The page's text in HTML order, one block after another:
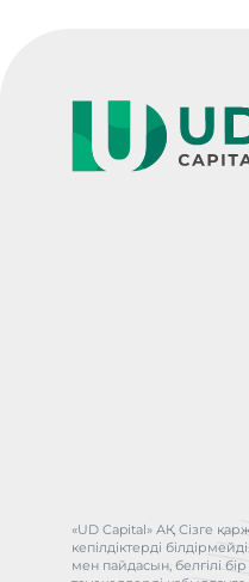
«UD Capital» АҚ Сізге
кепілдіктерді
мен пайдасын, белгілі